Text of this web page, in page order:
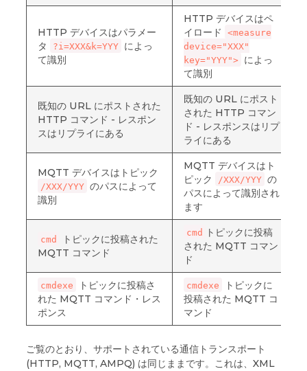
HTTP デバイスはパラメー
タ
?i=XXX&k=YYY
によっ
て識別
HTTP デバイスはペ
イロード
<measure
device="XXX"
key="YYY">
によっ
て識別
既知の URL にポストされた
HTTP コマンド - レスポン
スはリプライにある
既知の URL にポスト
された HTTP コマン
ド - レスポンスはリプ
ライにある
MQTT デバイスはトピック
/XXX/YYY のパスによって
識別
MQTT デバイスはト
ピック
/XXX/YYY の
パスによって識別され
ます
cmd
トピックに投稿された
MQTT コマンド
cmd
トピックに投稿
された MQTT コマン
ド
cmdexe
トピックに投稿さ
れた MQTT コマンド・レス
ポンス
cmdexe
トピックに
投稿された MQTT コ
マンド
ご覧のとおり、サポートされている通信トランスポート
(HTTP, MQTT, AMPQ) は同じままです。これは、XML